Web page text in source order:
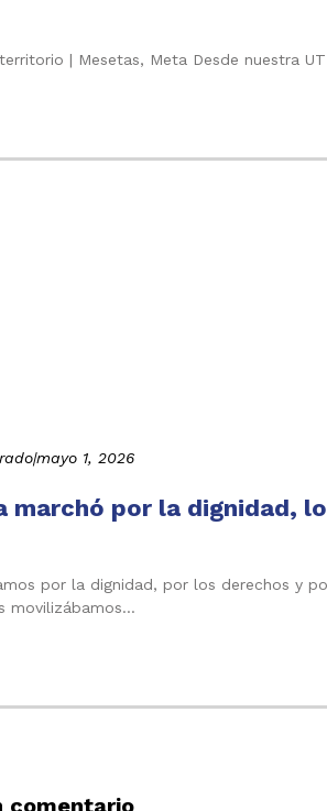
| Mesetas, Meta Desde nuestra
|mayo 1, 2026
marchó por la dignidad,
por la dignidad, por los derechos y
movilizábamos…